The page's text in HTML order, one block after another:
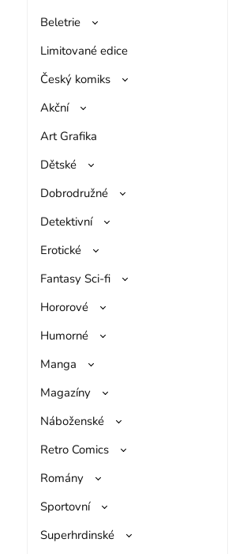
Beletrie
Limitované edice
Český komiks
Akční
Art Grafika
Dětské
Dobrodružné
Detektivní
Erotické
Fantasy Sci-fi
Hororové
Humorné
Manga
Magazíny
Náboženské
Retro Comics
Romány
Sportovní
Superhrdinské